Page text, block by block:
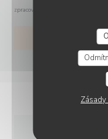
zpracování vašich údajů si